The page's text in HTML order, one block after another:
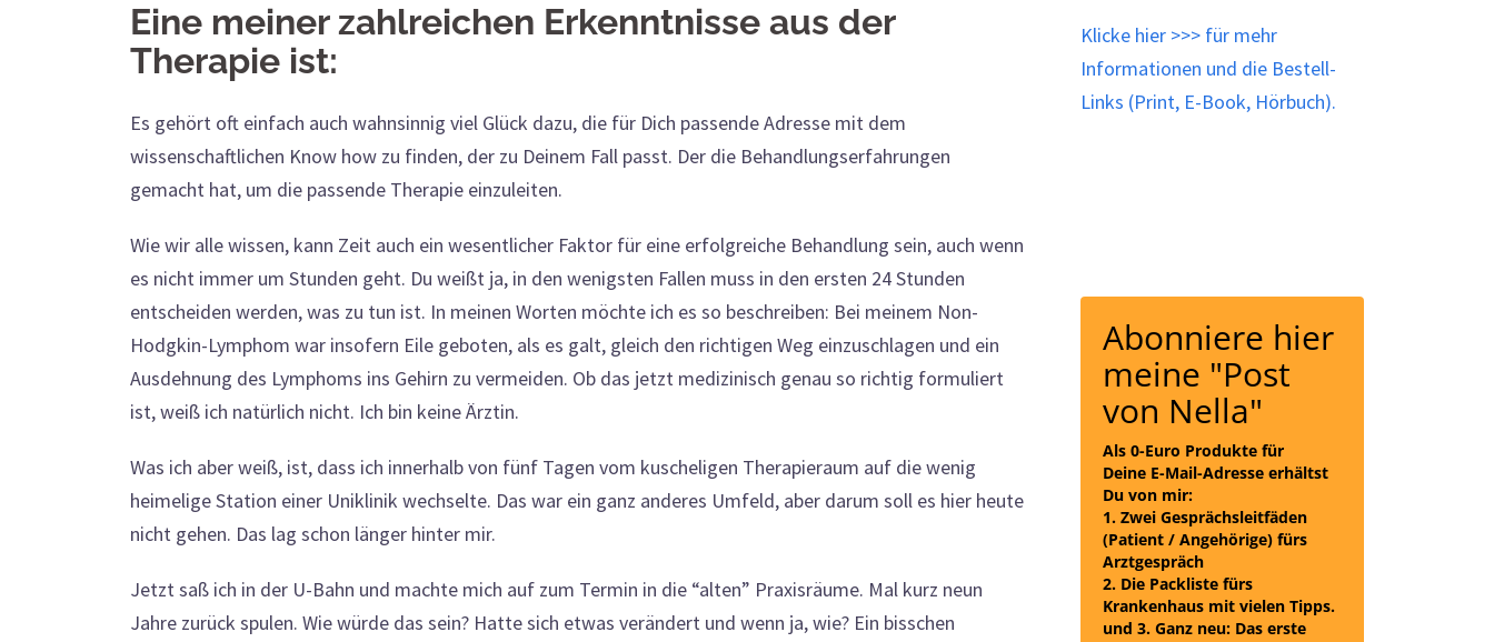
Eine meiner zahlreichen Erkenntnisse aus der
Therapie ist:
Es gehört oft einfach auch wahnsinnig viel Glück dazu, die für Dich passende Adresse mit dem
wissenschaftlichen Know how zu finden, der zu Deinem Fall passt. Der die Behandlungserfahrungen
gemacht hat, um die passende Therapie einzuleiten.
Wie wir alle wissen, kann Zeit auch ein wesentlicher Faktor für eine erfolgreiche Behandlung sein, auch wenn
es nicht immer um Stunden geht. Du weißt ja, in den wenigsten Fallen muss in den ersten 24 Stunden
entscheiden werden, was zu tun ist. In meinen Worten möchte ich es so beschreiben: Bei meinem Non-
Hodgkin-Lymphom war insofern Eile geboten, als es galt, gleich den richtigen Weg einzuschlagen und ein
Ausdehnung des Lymphoms ins Gehirn zu vermeiden. Ob das jetzt medizinisch genau so richtig formuliert
ist, weiß ich natürlich nicht. Ich bin keine Ärztin.
Was ich aber weiß, ist, dass ich innerhalb von fünf Tagen vom kuscheligen Therapieraum auf die wenig
heimelige Station einer Uniklinik wechselte. Das war ein ganz anderes Umfeld, aber darum soll es hier heute
nicht gehen. Das lag schon länger hinter mir.
Jetzt saß ich in der U-Bahn und machte mich auf zum Termin in die “alten” Praxisräume. Mal kurz neun
Jahre zurück spulen. Wie würde das sein? Hatte sich etwas verändert und wenn ja, wie? Ein bisschen
Klicke hier >>> für mehr
Informationen und die Bestell-
Links (Print, E-Book, Hörbuch).
Abonniere hier
meine "Post
von Nella"
Als 0-Euro Produkte für
Deine E-Mail-Adresse erhältst
Du von mir:
1. Zwei Gesprächsleitfäden
(Patient / Angehörige) fürs
Arztgespräch
2. Die Packliste fürs
Krankenhaus mit vielen Tipps.
und 3. Ganz neu: Das erste